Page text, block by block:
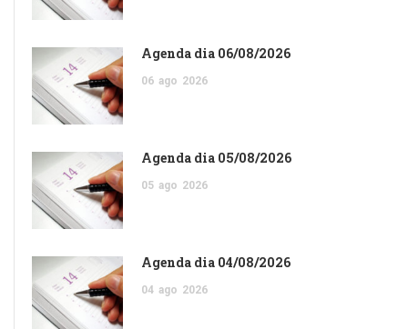
Agenda dia 06/08/2026
06 ago 2026
Agenda dia 05/08/2026
05 ago 2026
Agenda dia 04/08/2026
04 ago 2026